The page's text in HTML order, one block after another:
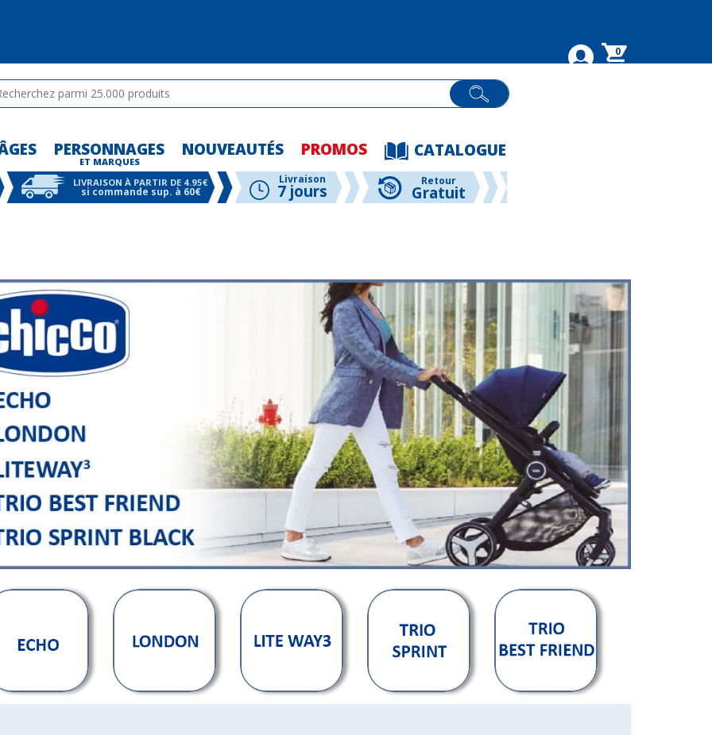
0
PERSONNAGES
ET MARQUES
NOUVEAUTÉS PROMOS
CATALOGUE
LIVRAISON À PARTIR DE 4.95€
si commande sup. à 60€
Livraison
7 jours
Retour
Gratuit